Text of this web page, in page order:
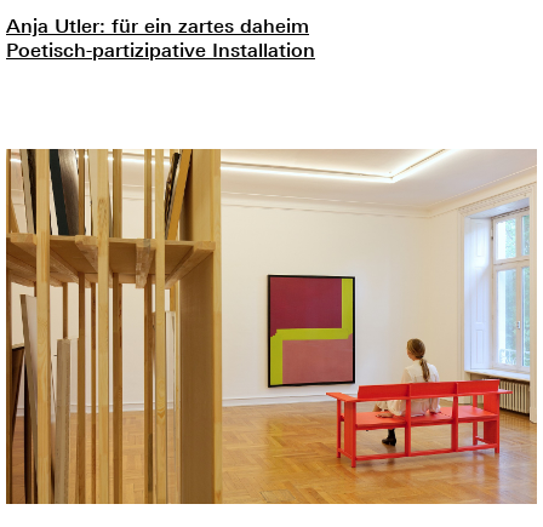
Anja Utler: für ein zartes daheim
Poetisch-partizipative Installation